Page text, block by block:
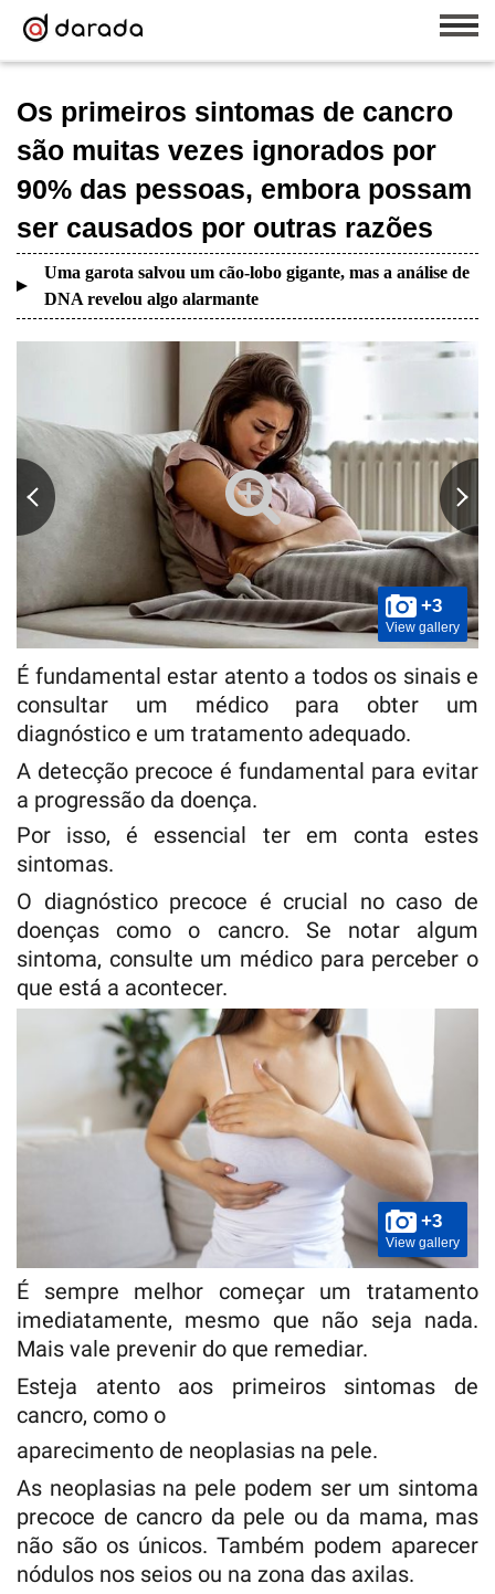
Os primeiros sintomas de cancro
são muitas vezes ignorados por
90% das pessoas, embora possam
ser causados por outras razões
Uma garota salvou um cão-lobo gigante, mas a análise de
DNA revelou algo alarmante
+3
View gallery
É fundamental estar atento a todos os sinais e
consultar um médico para obter um
diagnóstico e um tratamento adequado.
A detecção precoce é fundamental para evitar
a progressão da doença.
Por isso, é essencial ter em conta estes
sintomas.
O diagnóstico precoce é crucial no caso de
doenças como o cancro. Se notar algum
sintoma, consulte um médico para perceber o
que está a acontecer.
+3
View gallery
É sempre melhor começar um tratamento
imediatamente, mesmo que não seja nada.
Mais vale prevenir do que remediar.
Esteja atento aos primeiros sintomas de
cancro, como o
aparecimento de neoplasias na pele.
As neoplasias na pele podem ser um sintoma
precoce de cancro da pele ou da mama, mas
não são os únicos. Também podem aparecer
nódulos nos seios ou na zona das axilas.